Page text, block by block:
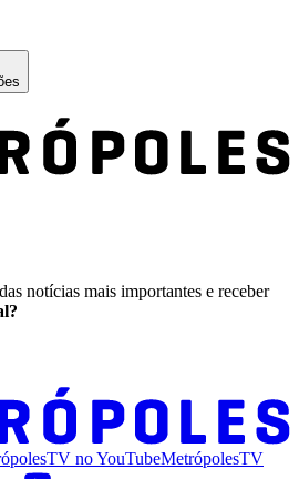
notícias mais importantes e receber
noYouTubeMetrópolesTV